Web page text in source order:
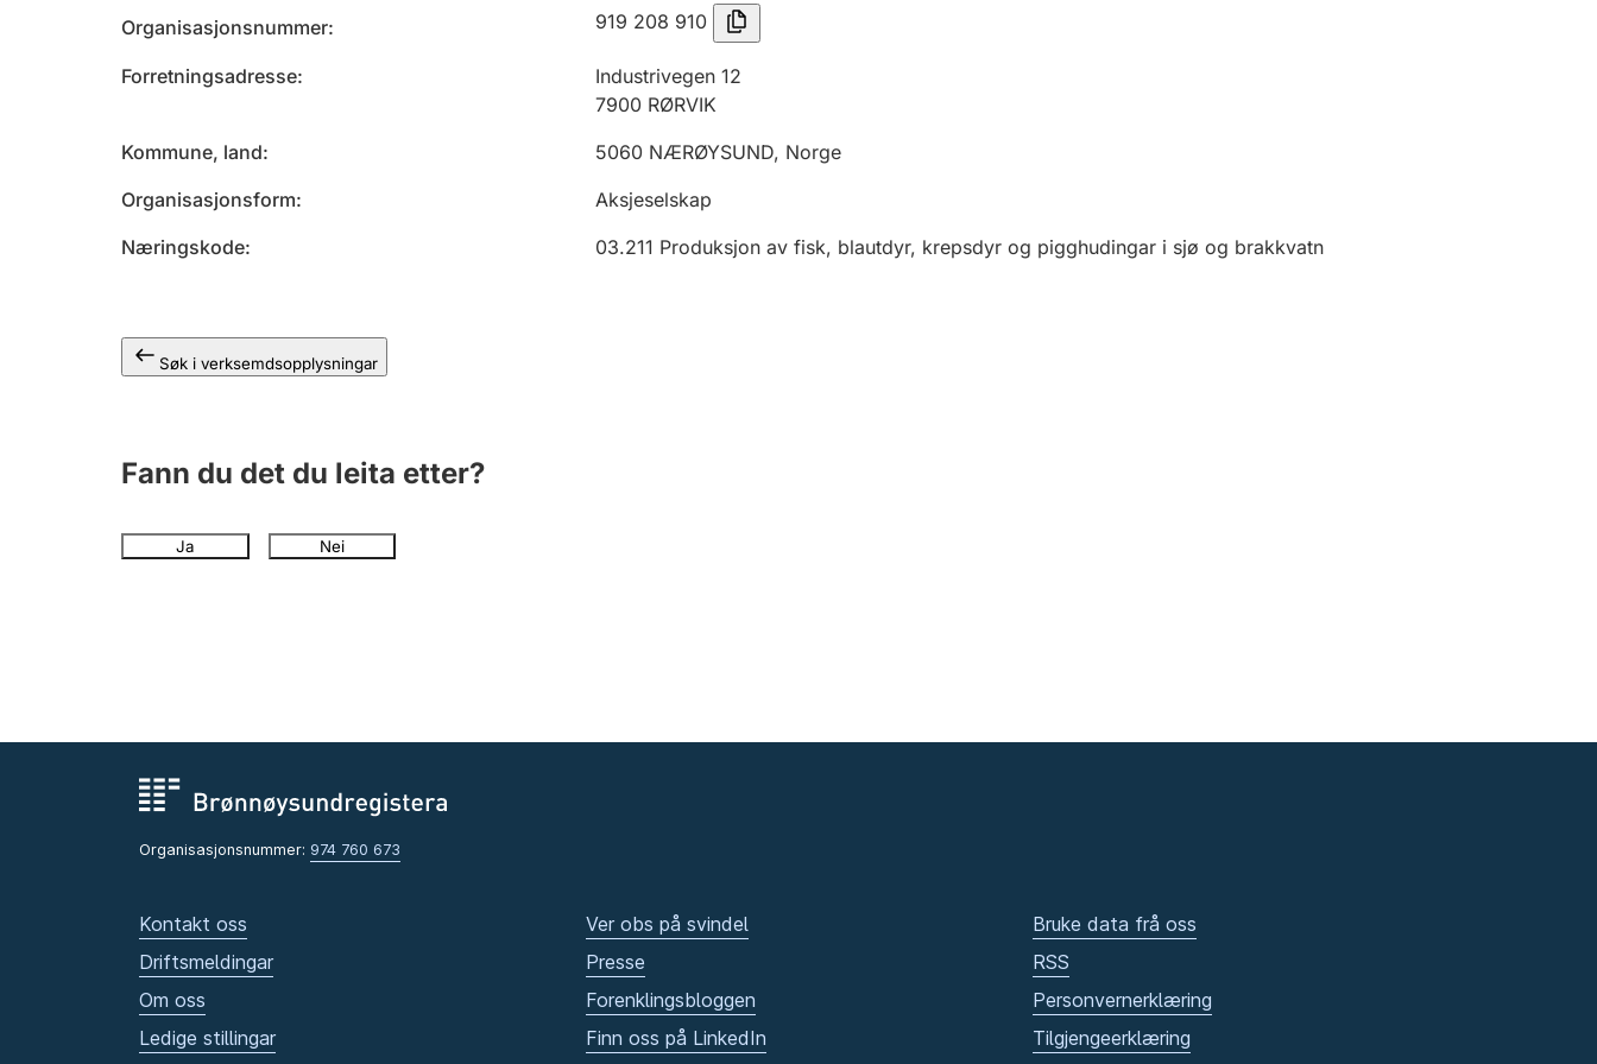
Organisasjonsnummer 919 208 910
Forretningsadresse
Industrivegen 12
7900 RØRVIK
Kommune, land
5060 NÆRØYSUND, Norge
Organisasjonsform
Aksjeselskap
Næringskode
03.211 Produksjon av fisk, blautdyr, krepsdyr og pigghudingar i sjø og brakkvatn
Søk i verksemdsopplysningar
Fann du det du leita etter?
Ja Nei
Organisasjonsnummer: 974 760 673
Kontakt oss
Driftsmeldingar
Om oss
Ledige stillingar
Ver obs på svindel
Presse
Forenklingsbloggen
Finn oss på LinkedIn
Bruke data frå oss
RSS
Personvernerklæring
Tilgjengeerklæring